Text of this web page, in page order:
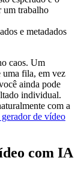
um trabalho
e metadados
caos. Um
uma fila, em vez
ainda pode
individual.
com a
de vídeo
com IA